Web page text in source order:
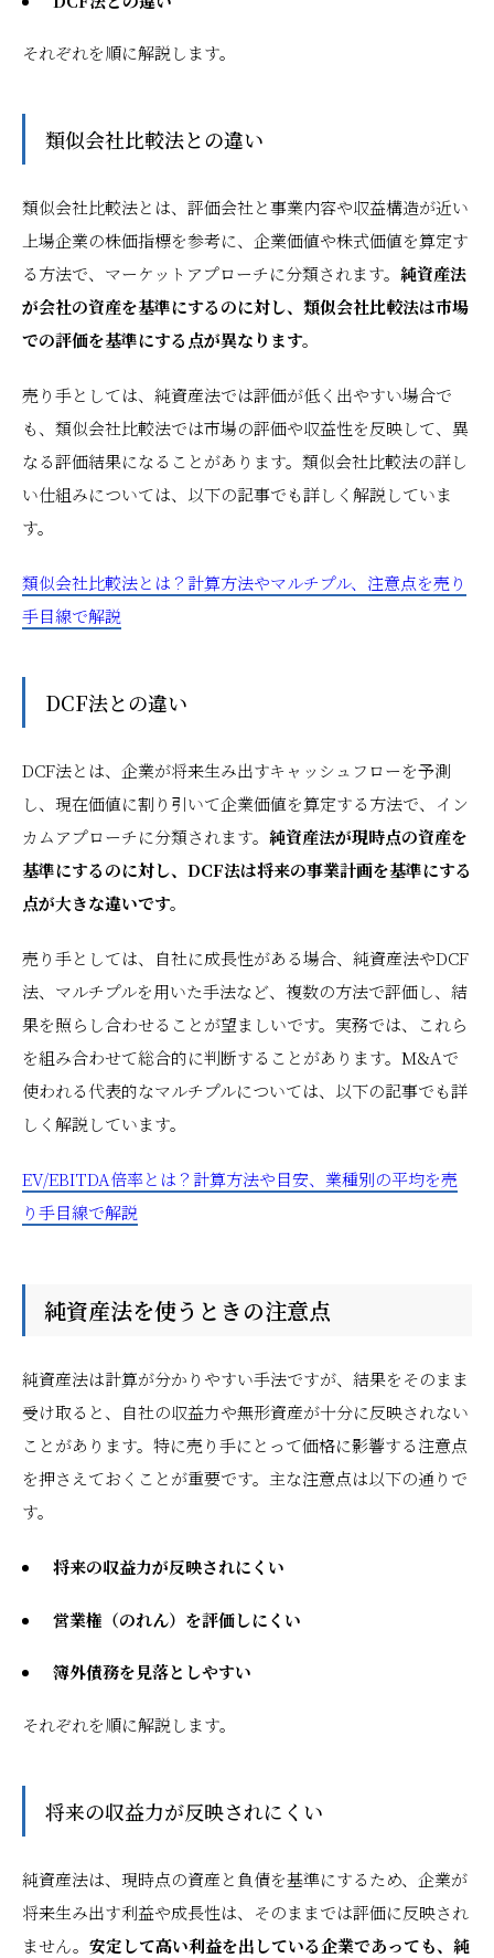
それぞれを順に解説します。
類似会社比較法との違い
類似会社比較法とは、評価会社と事業内容や収益構造が近い
上場企業の株価指標を参考に、企業価値や株式価値を算定す
る方法で、マーケットアプローチに分類されます。 純資産法
が会社の資産を基準にするのに対し、類似会社比較法は市場
での評価を基準にする点が異なります。
売り手としては、純資産法では評価が低く出やすい場合で
も、類似会社比較法では市場の評価や収益性を反映して、異
なる評価結果になることがあります。類似会社比較法の詳し
い仕組みについては、以下の記事でも詳しく解説していま
す。
類似会社比較法とは？計算方法やマルチプル、注意点を売り
手目線で解説
DCF法との違い
DCF法とは、企業が将来生み出すキャッシュフローを予測
し、現在価値に割り引いて企業価値を算定する方法で、イン
カムアプローチに分類されます。 純資産法が現時点の資産を
基準にするのに対し、DCF法は将来の事業計画を基準にする
点が大きな違いです。
売り手としては、自社に成長性がある場合、純資産法やDCF
法、マルチプルを用いた手法など、複数の方法で評価し、結
果を照らし合わせることが望ましいです。実務では、これら
を組み合わせて総合的に判断することがあります。M&Aで
使われる代表的なマルチプルについては、以下の記事でも詳
しく解説しています。
EV/EBITDA倍率とは？計算方法や目安、業種別の平均を売
り手目線で解説
純資産法を使うときの注意点
純資産法は計算が分かりやすい手法ですが、結果をそのまま
受け取ると、自社の収益力や無形資産が十分に反映されない
ことがあります。特に売り手にとって価格に影響する注意点
を押さえておくことが重要です。主な注意点は以下の通りで
す。
将来の収益力が反映されにくい
営業権（のれん）を評価しにくい
簿外債務を見落としやすい
それぞれを順に解説します。
将来の収益力が反映されにくい
純資産法は、現時点の資産と負債を基準にするため、企業が
将来生み出す利益や成長性は、そのままでは評価に反映され
ません。 安定して高い利益を出している企業であっても、純